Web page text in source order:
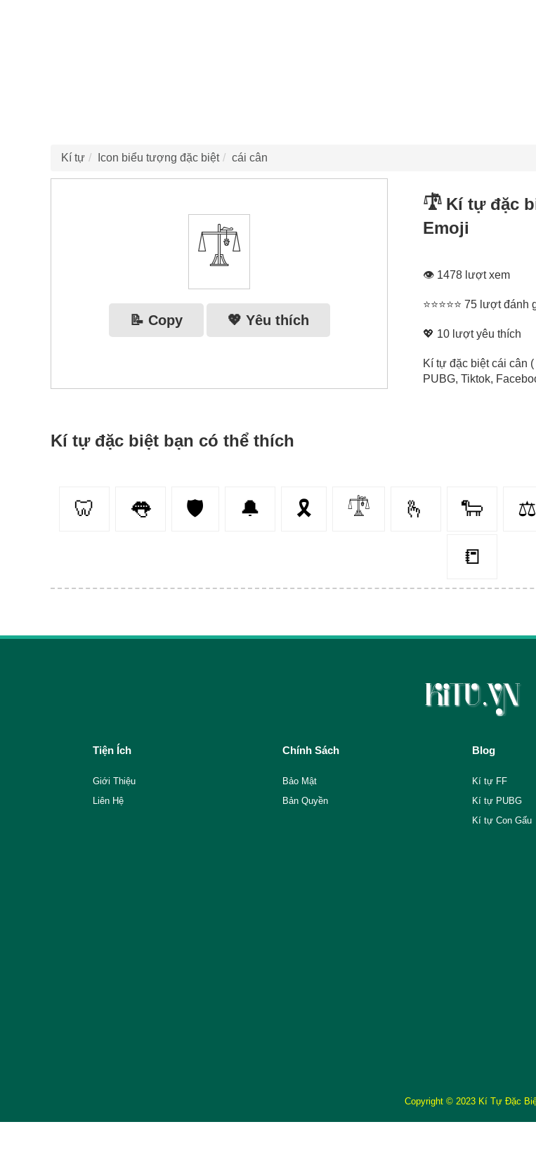
Kí tự Icon biểu tượng đặc biệt cái cân
𓍝
📝 Copy 💖 Yêu thích
𓍝 Kí tự đặc
Emoji
👁 1478 lượt xem
⭐⭐⭐⭐⭐ 75 lượt đánh
💖 10 lượt yêu thích
Kí tự đặc biệt cái cân
PUBG, Tiktok,
Kí tự đặc biệt bạn có thể thích
🦷 👅 🛡 🔔 🎗️ 𓍝 🫰 🐑 ⚖
📒
Tiện Ích
Giới Thiệu
Liên Hệ
Chính Sách
Bảo Mật
Bản Quyền
Blog
Kí tự FF
Kí tự PUBG
Kí tự Con Gấu
Copyright © 2023 Kí Tự Đặc